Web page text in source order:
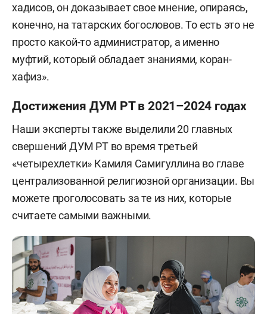
хадисов, он доказывает свое мнение, опираясь,
конечно, на татарских богословов. То есть это не
просто какой-то администратор, а именно
муфтий, который обладает знаниями, коран-
хафиз».
Достижения ДУМ РТ в 2021–2024 годах
Наши эксперты также выделили 20 главных
свершений ДУМ РТ во время третьей
«четырехлетки» Камиля Самигуллина во главе
централизованной религиозной организации. Вы
можете проголосовать за те из них, которые
считаете самыми важными.